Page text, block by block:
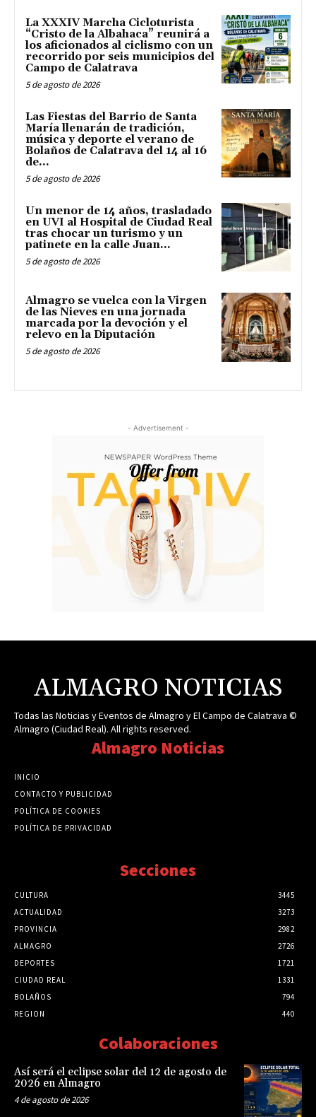
La XXXIV Marcha Cicloturista
“Cristo de la Albahaca” reunirá a
los aficionados al ciclismo con un
recorrido por seis municipios del
Campo de Calatrava
5 de agosto de 2026
Las Fiestas del Barrio de Santa
María llenarán de tradición,
música y deporte el verano de
Bolaños de Calatrava del 14 al 16
de...
5 de agosto de 2026
Un menor de 14 años, trasladado
en UVI al Hospital de Ciudad Real
tras chocar un turismo y un
patinete en la calle Juan...
5 de agosto de 2026
Almagro se vuelca con la Virgen
de las Nieves en una jornada
marcada por la devoción y el
relevo en la Diputación
5 de agosto de 2026
- Advertisement -
ALMAGRO NOTICIAS
Todas las Noticias y Eventos de Almagro y El Campo de Calatrava ©
Almagro (Ciudad Real). All rights reserved.
Almagro Noticias
INICIO
CONTACTO Y PUBLICIDAD
POLÍTICA DE COOKIES
POLÍTICA DE PRIVACIDAD
Secciones
CULTURA
3445
ACTUALIDAD
3273
PROVINCIA
2982
ALMAGRO
2726
DEPORTES
1721
CIUDAD REAL
1331
BOLAÑOS
794
REGION
440
Colaboraciones
Así será el eclipse solar del 12 de agosto de
2026 en Almagro
4 de agosto de 2026